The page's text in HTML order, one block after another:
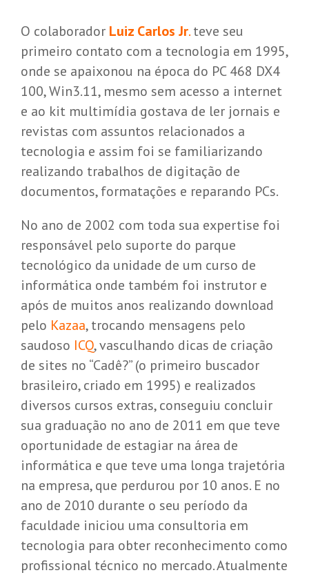
O colaborador Luiz Carlos Jr.teve seu
primeiro contato com a tecnologia em 1995,
onde se apaixonou na época do PC 468 DX4
100, Win3.11, mesmo sem acesso a internet
e ao kit multimídia gostava de ler jornais e
revistas com assuntos relacionados a
tecnologia e assim foi se familiarizando
realizando trabalhos de digitação de
documentos, formatações e reparando PCs.
No ano de 2002 com toda sua expertise foi
responsável pelo suporte do parque
tecnológico da unidade de um curso de
informática onde também foi instrutor e
após de muitos anos realizando download
pelo Kazaa, trocando mensagens pelo
saudoso ICQ, vasculhando dicas de criação
de sites no “Cadê?” (o primeiro buscador
brasileiro, criado em 1995) e realizados
diversos cursos extras, conseguiu concluir
sua graduação no ano de 2011 em que teve
oportunidade de estagiar na área de
informática e que teve uma longa trajetória
na empresa, que perdurou por 10 anos. E no
ano de 2010 durante o seu período da
faculdade iniciou uma consultoria em
tecnologia para obter reconhecimento como
profissional técnico no mercado. Atualmente